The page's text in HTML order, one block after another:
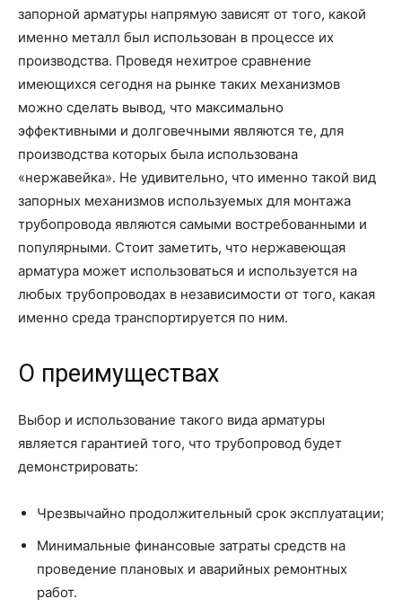
запорной арматуры напрямую зависят от того, какой
именно металл был использован в процессе их
производства. Проведя нехитрое сравнение
имеющихся сегодня на рынке таких механизмов
можно сделать вывод, что максимально
эффективными и долговечными являются те, для
производства которых была использована
«нержавейка». Не удивительно, что именно такой вид
запорных механизмов используемых для монтажа
трубопровода являются самыми востребованными и
популярными. Стоит заметить, что нержавеющая
арматура может использоваться и используется на
любых трубопроводах в независимости от того, какая
именно среда транспортируется по ним.
О преимуществах
Выбор и использование такого вида арматуры
является гарантией того, что трубопровод будет
демонстрировать:
Чрезвычайно продолжительный срок эксплуатации;
Минимальные финансовые затраты средств на
проведение плановых и аварийных ремонтных
работ.